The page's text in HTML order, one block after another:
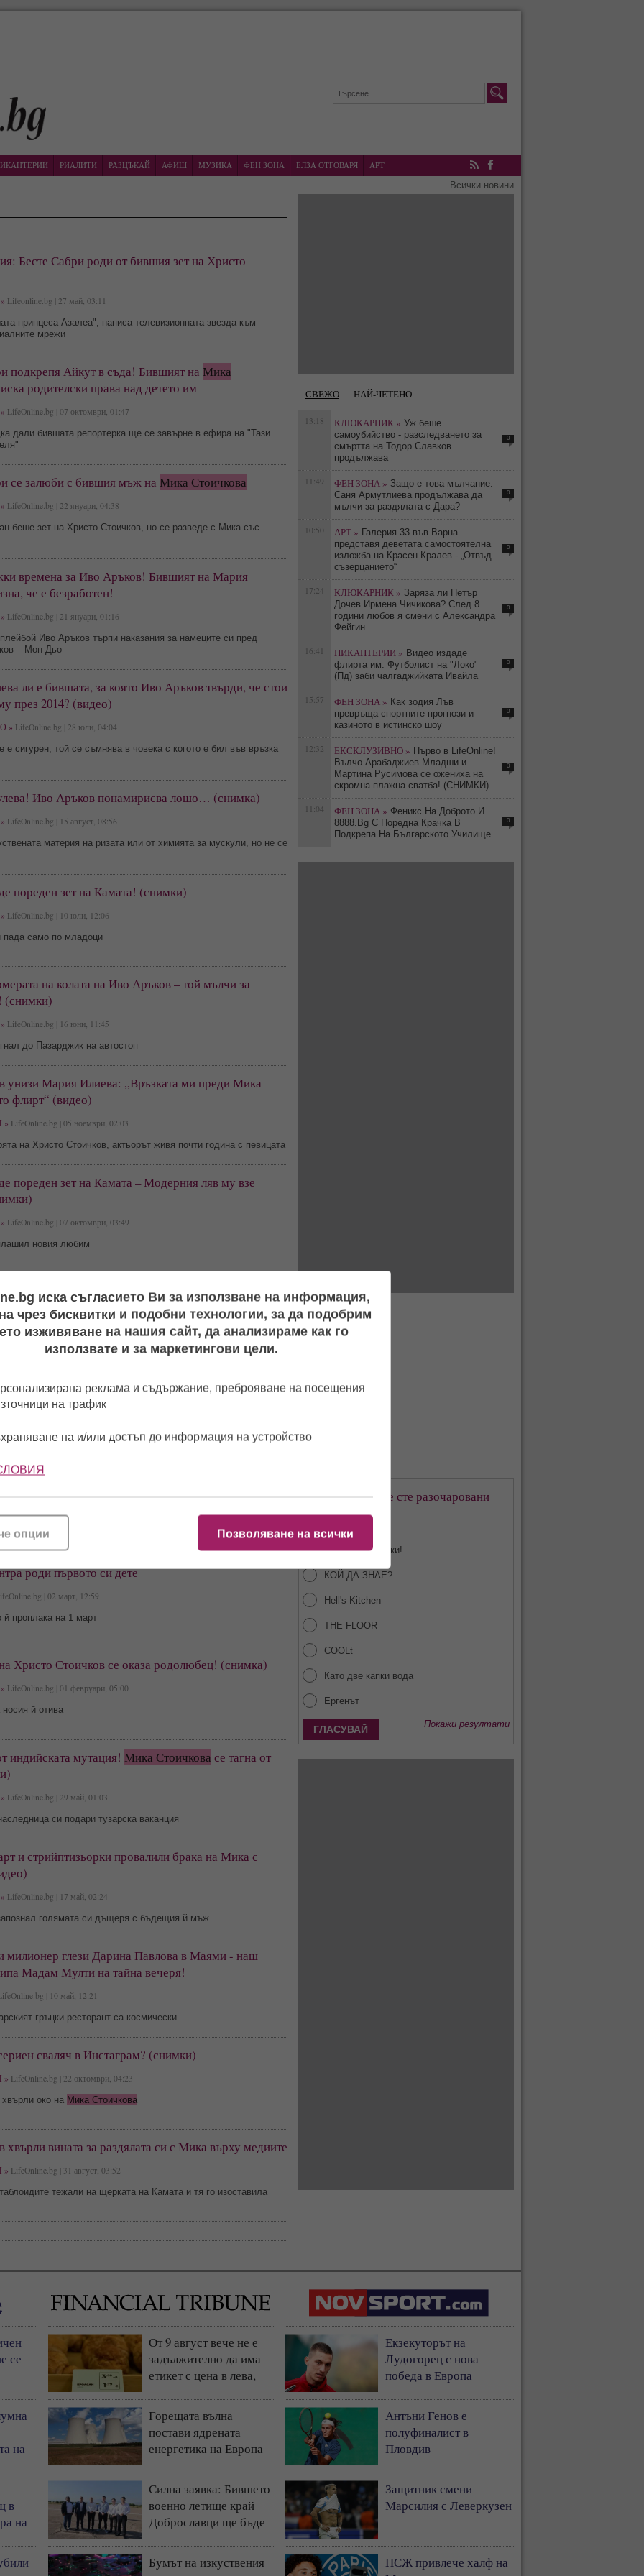
РИАЛИТИ РАЗЦЪКАЙ АФИШ МУЗИКА ФЕН ЗОНА ЕЛЗА ОТГОВАРЯ
АРТ
RSS Facebook
Всички новини
Бесте Сабри роди от бившия зет на Христо
Lifeonline.bg | 27 май, 03:11
принцеса Азалеа", написа телевизионната звезда към
мрежи
подкрепя Айкут в съда! Бившият на Мика
иска родителски права над детето им
LifeOnline.bg | 07 октомври, 01:47
дали бившата репортерка ще се завърне в ефира на "Тази
се залюби с бившия мъж на Мика Стоичкова
LifeOnline.bg | 22 януари, 04:38
беше зет на Христо Стоичков, но се разведе с Мика със
времена за Иво Аръков! Бившият на Мария
че е безработен!
LifeOnline.bg | 21 януари, 01:16
Иво Аръков търпи наказания за намеците си пред
– Мон Дьо
ли е бившата, за която Иво Аръков твърди, че стои
през 2014? (видео)
» LifeOnline.bg | 28 юли, 04:04
е сигурен, той се съмнява в човека с когото е бил във връзка
Иво Аръков понамирисва лошо… (снимка)
LifeOnline.bg | 15 август, 08:56
материя на ризата или от химията за мускули, но не се
пореден зет на Камата! (снимки)
LifeOnline.bg | 10 юли, 12:06
пада само по младоци
на колата на Иво Аръков – той мълчи за
(снимки)
LifeOnline.bg | 16 юни, 11:45
до Пазарджик на автостоп
унизи Мария Илиева: „Връзката ми преди Мика
флирт“ (видео)
» LifeOnline.bg | 05 ноември, 02:03
на Христо Стоичков, актьорът живя почти година с певицата
пореден зет на Камата – Модерния ляв му взе
LifeOnline.bg | 07 октомври, 03:49
новия любим
LifeOnline.bg | 12 юли, 03:44
ясно, че актьорът е вдовец.
Мария Илиева лъсна без гащи (видео)
»LifeOnline.bg | 06 май, 01:29
връзка с певицата преди да залюби
загуби приятел при зверска катастрофа!
»LifeOnline.bg | 17 март, 02:12
врачанския бизнесмен Даниел Бузов
роди първото си дете
| 02 март, 12:59
й проплака на 1 март
Христо Стоичков се оказа родолюбец! (снимка)
LifeOnline.bg | 01 февруари, 05:00
й отива
индийската мутация! Мика Стоичкова се тагна от
LifeOnline.bg | 29 май, 01:03
си подари тузарска ваканция
и стрийптизьорки провалили брака на Мика с
LifeOnline.bg | 17 май, 02:24
голямата си дъщеря с бъдещия й мъж
милионер глези Дарина Павлова в Маями - наш
Мадам Мулти на тайна вечеря!
| 10 май, 12:21
гръцки ресторант са космически
сваляч в Инстаграм? (снимки)
» LifeOnline.bg | 22 октомври, 04:23
око на Мика Стоичкова
вината за раздялата си с Мика върху медиите
» LifeOnline.bg | 31 август, 03:52
тежали на щерката на Камата и тя го изоставила
СВЕЖО НАЙ-ЧЕТЕНО
13:18 КЛЮКАРНИК » Уж беше
самоубийство - разследването за
смъртта на Тодор Славков
продължава
0
11:49 ФЕН ЗОНА » Защо е това мълчание:
Саня Армутлиева продължава да
мълчи за раздялата с Дара?
0
10:50 АРТ » Галерия 33 във Варна
представя деветата самостоятелна
изложба на Красен Кралев - „Отвъд
съзерцанието“
0
17:24 КЛЮКАРНИК » Заряза ли Петър
Дочев Ирмена Чичикова? След 8
години любов я смени с Александра
Фейгин
0
16:41 ПИКАНТЕРИИ » Видео издаде
флирта им: Футболист на "Локо"
(Пд) заби чалгаджийката Ивайла
0
15:57 ФЕН ЗОНА » Как зодия Лъв
превръща спортните прогнози и
казиното в истинско шоу
0
12:32 ЕКСКЛУЗИВНО » Първо в LifeOnline!
Вълчо Арабаджиев Младши и
Мартина Русимова сe oжениха на
скромна плажна сватба! (СНИМКИ)
0
11:04 ФЕН ЗОНА » Феникс На Доброто И
8888.Bg С Поредна Крачка В
Подкрепа На Българското Училище
0
От кое предаване сте разочаровани
най-много?
Харесвам всички!
КОЙ ДА ЗНАЕ?
Hell's Kitchen
THE FLOOR
COOLt
Като две капки вода
Ергенът
Покажи резултати
се
на
в
на
От 9 август вече не е
задължително да има
етикет с цена в лева,
Горещата вълна
постави ядрената
енергетика на Европа
Силна заявка: Бившето
военно летище край
Доброславци ще бъде
технологичен център
(СНИМКИ + ВИДЕО)
Бумът на изкуствения
Екзекуторът на
Лудогорец с нова
победа в Европа
(ВИДЕО)
Антъни Генов е
полуфиналист в
Пловдив
Защитник смени
Марсилия с Леверкузен
ПСЖ привлече халф на
иска съгласието Ви за използване на информация,
чрез бисквитки и подобни технологии, за да подобрим
изживяване на нашия сайт, да анализираме как го
използвате и за маркетингови цели.
реклама и съдържание, преброяване на посещения
на трафик
на и/или достъп до информация на устройство
Позволяване на всички
опции